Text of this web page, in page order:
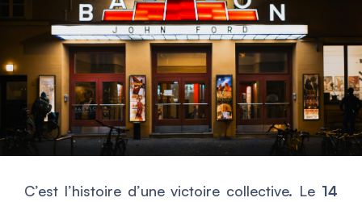
C’est l’histoire d’une victoire collective. Le 14